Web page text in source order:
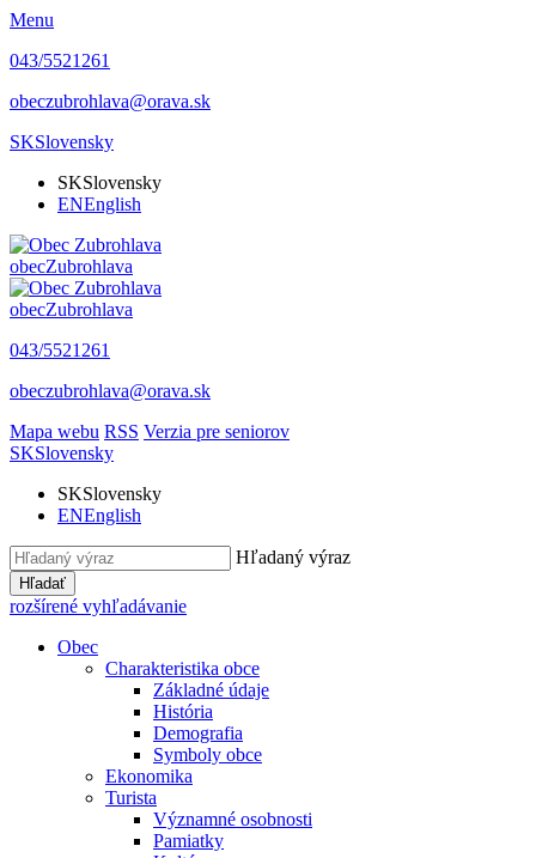
Menu
043/5521261
obeczubrohlava@orava.sk
SKSlovensky
SKSlovensky
ENEnglish
obecZubrohlava
obecZubrohlava
043/5521261
obeczubrohlava@orava.sk
Mapa webu RSS Verzia pre seniorov
SKSlovensky
SKSlovensky
ENEnglish
Hľadaný výraz
Hľadať
rozšírené vyhľadávanie
Obec
Charakteristika obce
Základné údaje
História
Demografia
Symboly obce
Ekonomika
Turista
Významné osobnosti
Pamiatky